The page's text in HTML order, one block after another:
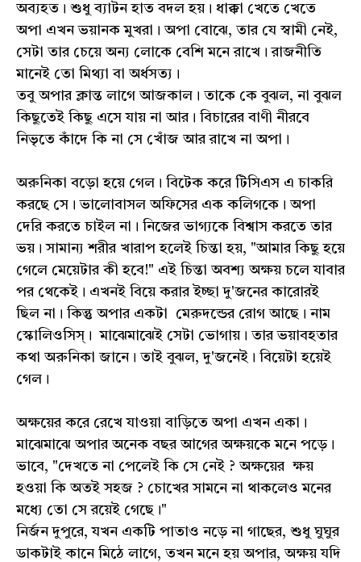
অব্যহত। শুধু ব্যাটন হাত বদল হয়। ধাক্কা খেতে খেতে
অপা এখন ভয়ানক মুখরা। অপা বোঝে, তার যে স্বামী নেই,
সেটা তার চেয়ে অন্য লোকে বেশি মনে রাখে। রাজনীতি
মানেই তো মিথ্যা বা অর্ধসত্য।
তবু অপার ক্লান্ত লাগে আজকাল। তাকে কে বুঝল, না বুঝল
কিছুতেই কিছু এসে যায় না আর। বিচারের বাণী নীরবে
নিভৃতে কাঁদে কি না সে খোঁজ আর রাখে না অপা।
অরুনিকা বড়ো হয়ে গেল। বিটেক করে টিসিএস এ চাকরি
করছে সে। ভালোবাসল অফিসের এক কলিগকে। অপা
দেরি করতে চাইল না। নিজের ভাগ্যকে বিশ্বাস করতে তার
ভয়। সামান্য শরীর খারাপ হলেই চিন্তা হয়, "আমার কিছু হয়ে
গেলে মেয়েটার কী হবে!" এই চিন্তা অবশ্য অক্ষয় চলে যাবার
পর থেকেই। এখনই বিয়ে করার ইচ্ছা দু'জনের কারোরই
ছিল না। কিন্তু অপার একটা মেরুদন্ডের রোগ আছে। নাম
স্কোলিওসিস্। মাঝেমাঝেই সেটা ভোগায়। তার ভয়াবহতার
কথা অরুনিকা জানে। তাই বুঝল, দু'জনেই। বিয়েটা হয়েই
গেল।
অক্ষয়ের করে রেখে যাওয়া বাড়িতে অপা এখন একা।
মাঝেমাঝে অপার অনেক বছর আগের অক্ষয়কে মনে পড়ে।
ভাবে, "দেখতে না পেলেই কি সে নেই ? অক্ষয়ের ক্ষয়
হওয়া কি অতই সহজ ? চোখের সামনে না থাকলেও মনের
মধ্যে তো সে রয়েই গেছে।"
নির্জন দুপুরে, যখন একটি পাতাও নড়ে না গাছের, শুধু ঘুঘুর
ডাকটাই কানে মিঠে লাগে, তখন মনে হয় অপার, অক্ষয় যদি